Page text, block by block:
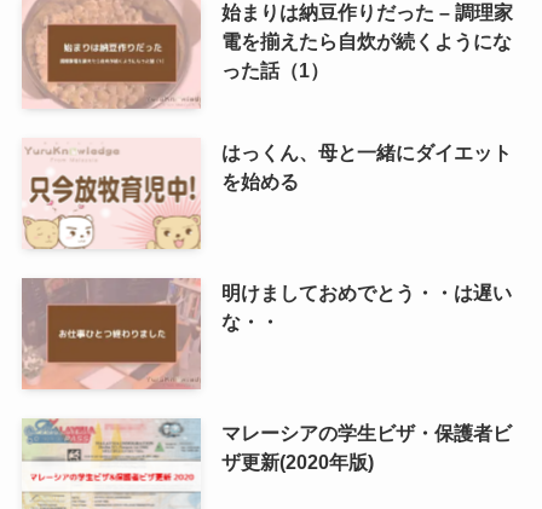
始まりは納豆作りだった – 調理家
電を揃えたら自炊が続くようにな
った話（1）
はっくん、母と一緒にダイエット
を始める
明けましておめでとう・・は遅い
な・・
マレーシアの学生ビザ・保護者ビ
ザ更新(2020年版)